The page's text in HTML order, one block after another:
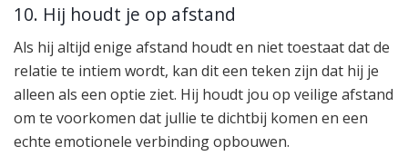
10. Hij houdt je op afstand
Als hij altijd enige afstand houdt en niet toestaat dat de
relatie te intiem wordt, kan dit een teken zijn dat hij je
alleen als een optie ziet. Hij houdt jou op veilige afstand
om te voorkomen dat jullie te dichtbij komen en een
echte emotionele verbinding opbouwen.